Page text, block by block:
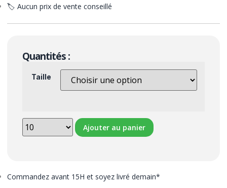
🏷️ Aucun prix de vente conseillé
Quantités :
Taille
Ajouter au panier
Commandez avant 15H et soyez livré demain*